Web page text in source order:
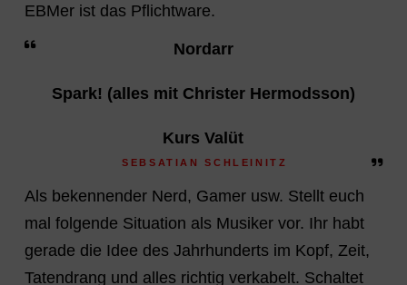
EBMer ist das Pflichtware.
Nordarr
Spark! (alles mit Christer Hermodsson)
Kurs Valüt
SEBSATIAN SCHLEINITZ
Als bekennender Nerd, Gamer usw. Stellt euch
mal folgende Situation als Musiker vor. Ihr habt
gerade die Idee des Jahrhunderts im Kopf, Zeit,
Tatendrang und alles richtig verkabelt. Schaltet